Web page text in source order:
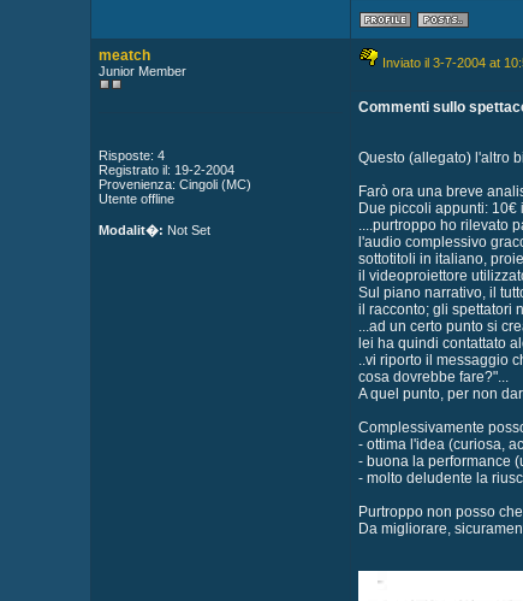
meatch
Junior Member
Risposte: 4
Registrato il: 19-2-2004
Provenienza: Cingoli (MC)
Utente offline
Modalit�: Not Set
Inviato il 3-7-2004 at
Commenti sullo
Questo (allegato) l'altro
Farò ora una breve
Due piccoli appunti:
....purtroppo ho rilevato
l'audio complessivo
sottotitoli in italiano,
il videoproiettore
Sul piano narrativo, il
il racconto; gli spettatori
...ad un certo punto si
lei ha quindi contattato
..vi riporto il messaggio
cosa dovrebbe fare?"...
A quel punto, per non
Complessivamente
- ottima l'idea (curiosa,
- buona la performance
- molto deludente la
Purtroppo non posso
Da migliorare,